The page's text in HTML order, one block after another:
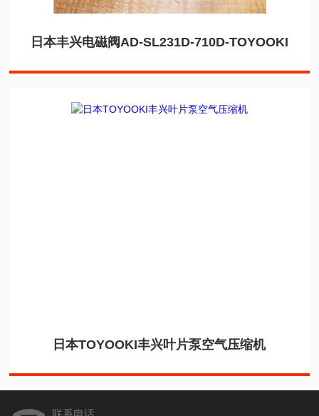
日本丰兴电磁阀AD-SL231D-710D-TOYOOKI
日本TOYOOKI丰兴叶片泵空气压缩机
联系电话